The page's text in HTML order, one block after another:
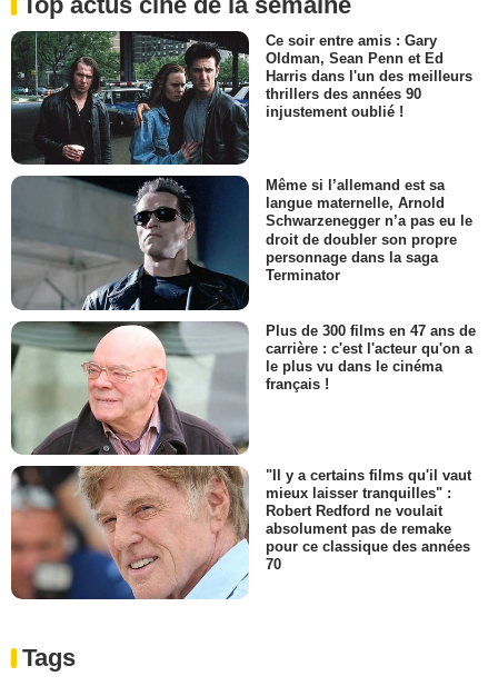
Ce soir entre amis : Gary
Oldman, Sean Penn et Ed
Harris dans l'un des meilleurs
thrillers des années 90
injustement oublié !
Même si l’allemand est sa
langue maternelle, Arnold
Schwarzenegger n’a pas eu le
droit de doubler son propre
personnage dans la saga
Terminator
Plus de 300 films en 47 ans de
carrière : c'est l'acteur qu'on a
le plus vu dans le cinéma
français !
"Il y a certains films qu'il vaut
mieux laisser tranquilles" :
Robert Redford ne voulait
absolument pas de remake
pour ce classique des années
70
Tags